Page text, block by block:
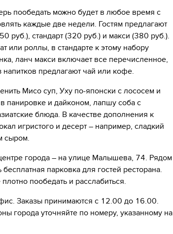
пообедать можно будет в любое время с
каждые две недели. Гостям предлагают
руб.), стандарт (320 руб.) и макси (380 руб.).
или роллы, в стандарте к этому набору
ланч макси включает все перечисленное,
напитков предлагают чай или кофе.
Мисо суп, Уху по-японски с лососем и
панировке и дайконом, лапшу соба с
блюда. В качестве дополнения к
игристого и десерт – например, сладкий
сыром.
города – на улице Малышева, 74. Рядом
парковка для гостей ресторана.
пообедать и расслабиться.
Заказы принимаются с 12.00 до 16.00.
города уточняйте по номеру, указанному на